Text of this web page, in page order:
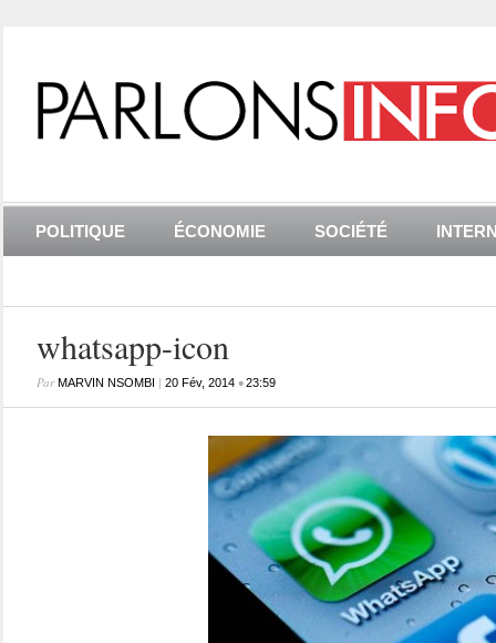
POLITIQUE ÉCONOMIE SOCIÉTÉ
whatsapp-icon
ParMARVIN NSOMBI | 20 Fév, 2014•23:59